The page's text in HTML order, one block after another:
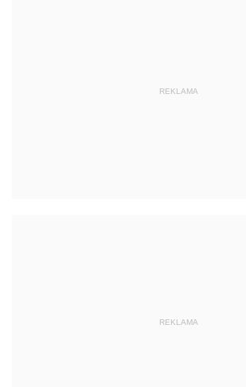
REKLAMA
REKLAMA